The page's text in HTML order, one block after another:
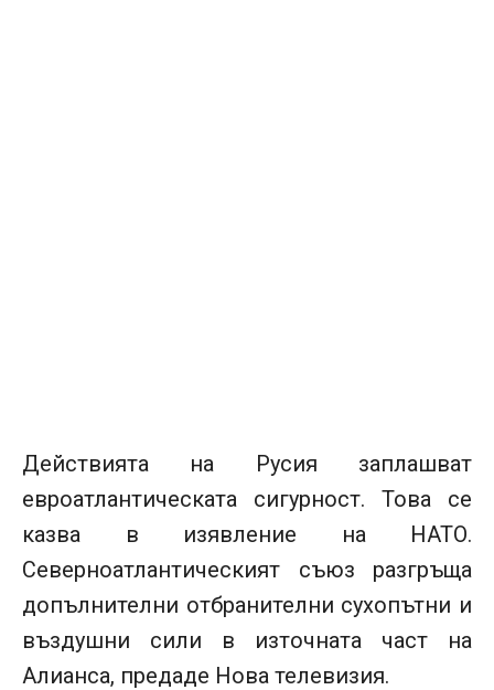
Действията на Русия заплашват
евроатлантическата сигурност. Това се
казва в изявление на НАТО.
Северноатлантическият съюз разгръща
допълнителни отбранителни сухопътни и
въздушни сили в източната част на
Алианса, предаде Нова телевизия.